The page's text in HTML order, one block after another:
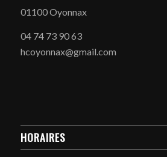
01100 Oyonnax
04 74 73 90 63
hcoyonnax@gmail.com
HORAIRES